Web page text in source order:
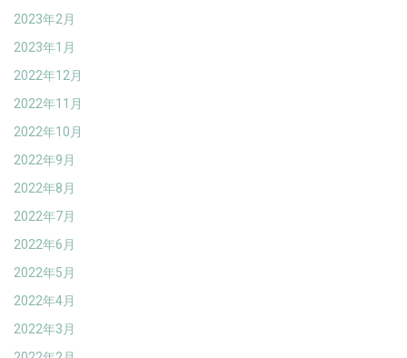
2023年2月
2023年1月
2022年12月
2022年11月
2022年10月
2022年9月
2022年8月
2022年7月
2022年6月
2022年5月
2022年4月
2022年3月